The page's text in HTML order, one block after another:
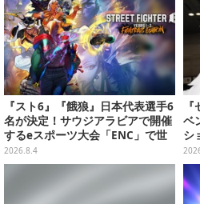
『スト6』『餓狼』日本代表選手6
名が決定！サウジアラビアで開催
するeスポーツ大会「ENC」で世
界に挑む
2026.8.4
ベ
シ
売
包